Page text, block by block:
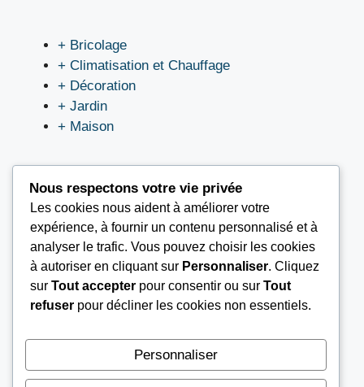
+ Bricolage
+ Climatisation et Chauffage
+ Décoration
+ Jardin
+ Maison
LIEN UTILES
Nous contacter
Mentions légales
À propos
Nous respectons votre vie privée
Les cookies nous aident à améliorer votre
expérience, à fournir un contenu personnalisé et à
analyser le trafic. Vous pouvez choisir les cookies
à autoriser en cliquant sur Personnaliser. Cliquez
sur Tout accepter pour consentir ou sur Tout
refuser pour décliner les cookies non essentiels.
Personnaliser